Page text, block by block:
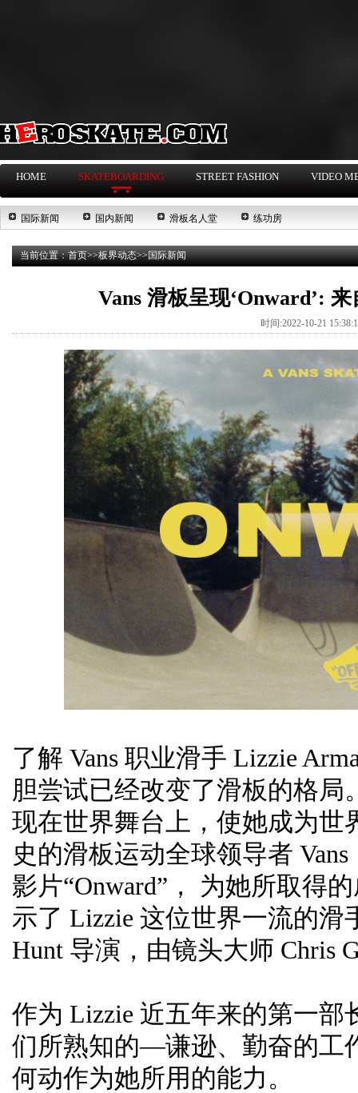
HOME SKATEBOARDING STREET FASHION VIDEO
国际新闻 国内新闻 滑板名人堂 练功房
当前位置：首页>>板界动态>>国际新闻
Vans 滑板呈现‘Onward’:
时间:2022-10-21
了解 Vans 职业滑手 Lizzie
胆尝试已经改变了滑板的格
现在世界舞台上，使她成为世
史的滑板运动全球领导者
影片“Onward”， 为她所取得
示了 Lizzie 这位世界一流的滑
Hunt 导演，由镜头大师 Chris
作为 Lizzie 近五年来的第一部
们所熟知的—谦逊、勤奋的工
何动作为她所用的能力。